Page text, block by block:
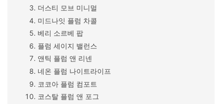
더스티 모브 미니멀
미드나잇 플럼 차콜
베리 소르베 팝
플럼 세이지 밸런스
앤틱 플럼 앤 리넨
네온 플럼 나이트라이프
코코아 플럼 컴포트
코스탈 플럼 앤 포그